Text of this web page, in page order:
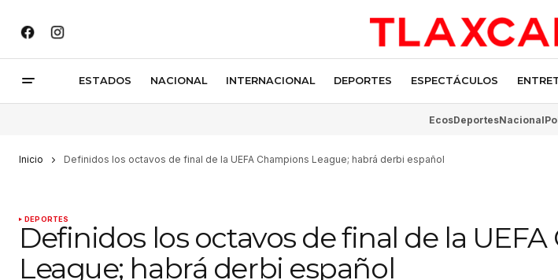
ESTADOS NACIONAL INTERNACIONAL DEPORTES ESPECTÁCULOS
EcosDeportesNacional
Inicio Definidos los octavos de final de la UEFA Champions League; habrá derbi español
DEPORTES
Definidos los octavos de final de la
League; habrá derbi español